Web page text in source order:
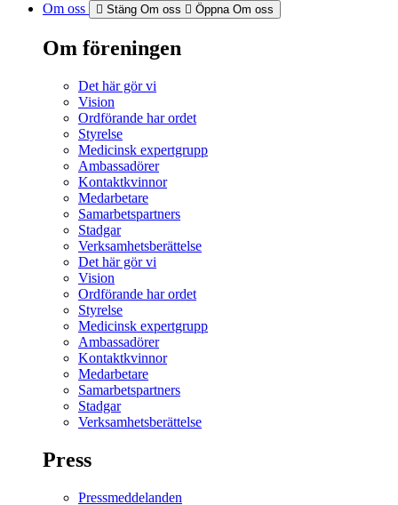
Om oss Stäng Om oss Öppna Om oss
Om föreningen
Det här gör vi
Vision
Ordförande har ordet
Styrelse
Medicinsk expertgrupp
Ambassadörer
Kontaktkvinnor
Medarbetare
Samarbetspartners
Stadgar
Verksamhetsberättelse
Det här gör vi
Vision
Ordförande har ordet
Styrelse
Medicinsk expertgrupp
Ambassadörer
Kontaktkvinnor
Medarbetare
Samarbetspartners
Stadgar
Verksamhetsberättelse
Press
Pressmeddelanden